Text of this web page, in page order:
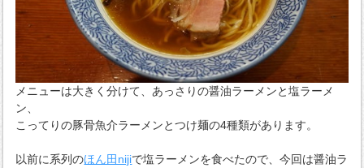
メニューは大きく分けて、あっさりの醤油ラーメンと塩ラーメ
ン、
こってりの豚骨魚介ラーメンとつけ麺の4種類があります。
以前に系列のほん田nijiで塩ラーメンを食べたので、今回は醤油ラ